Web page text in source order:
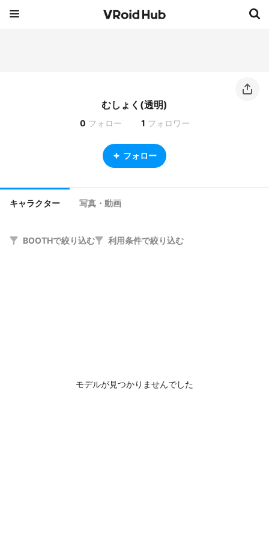
むしょく(透明)
0 フォロー 1 フォロワー
フォロー
キャラクター 写真・動画
BOOTHで絞り込む 利用条件で絞り込む
モデルが見つかりませんでした